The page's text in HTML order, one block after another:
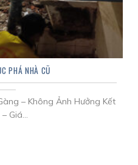
PHÁ NHÀ CŨ
– Không Ảnh Hưởng Kết
– Giá...